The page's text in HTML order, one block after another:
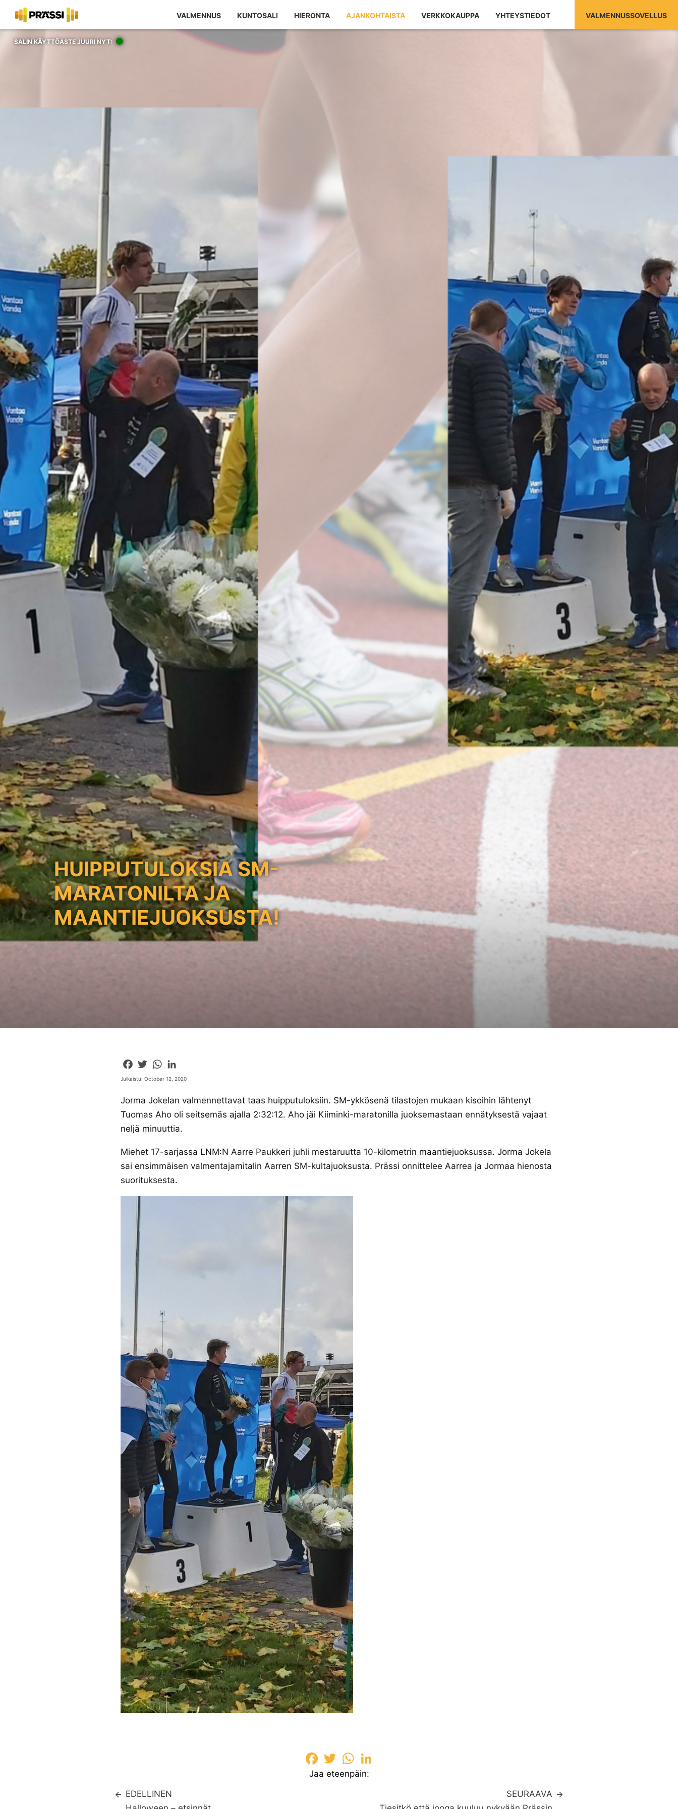
VALMENNUS KUNTOSALI HIERONTA AJANKOHTAISTA VERKKOKAUPPA YHTEYSTIEDOT VALMENNUSSOVELLUS
SALIN KÄYTTÖASTE JUURI NYT:
HUIPPUTULOKSIA SM-
MARATONILTA JA
MAANTIEJUOKSUSTA!
Facebook
TwitterWhatsApp
Julkaistu: October 12, 2020
Jorma Jokelan valmennettavat taas huipputuloksiin. SM-ykkösenä tilastojen mukaan kisoihin lähtenyt
Tuomas Aho oli seitsemäs ajalla 2:32:12. Aho jäi Kiiminki-maratonilla juoksemastaan ennätyksestä vajaat
neljä minuuttia.
Miehet 17-sarjassa LNM:N Aarre Paukkeri juhli mestaruutta 10-kilometrin maantiejuoksussa. Jorma Jokela
sai ensimmäisen valmentajamitalin Aarren SM-kultajuoksusta. Prässi onnittelee Aarrea ja Jormaa hienosta
suorituksesta.
Facebook
TwitterWhatsApp
Jaa eteenpäin:
EDELLINEN
SEURAAVA